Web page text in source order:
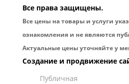
Все права защищены.
Все цены на товары и услуги
ознакомления и не являются
Актуальные цены уточняйте у
Создание и продвижение
Публичная